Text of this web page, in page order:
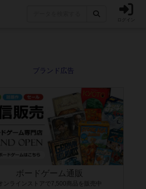
ログイン
ボードゲーム通販
オンラインストアで7,500商品を販売中